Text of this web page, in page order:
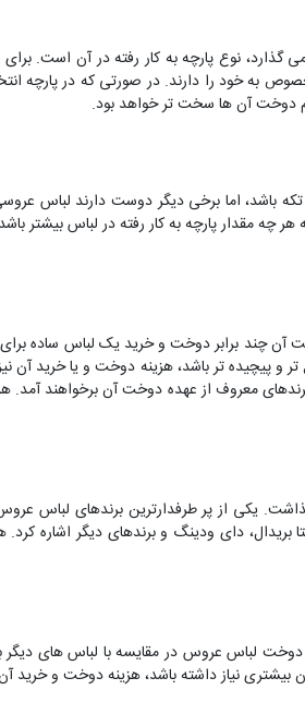
گذارد، نوع پارچه به کار رفته در آن است.
به خود را دارند. در صورتی که در پارچه
دوخت آن ها سخت تر خواهد بود.
باشد، اما برخی دیگر دوست دارند لباس
چه مقدار پارچه به کار رفته در لباس بیشتر
چند برابر دوخت و خرید یک لباس ساده برای
و پیچیده تر باشد، هزینه دوخت و یا خرید
معروف از عهده دوخت آن برخواهند
یکی از پر طرفدارترین برندهای
بریدال، دای ودینگ و برندهای دیگر
لباس عروس در مقایسه با لباس های
نیاز داشته باشد، هزینه دوخت و خرید